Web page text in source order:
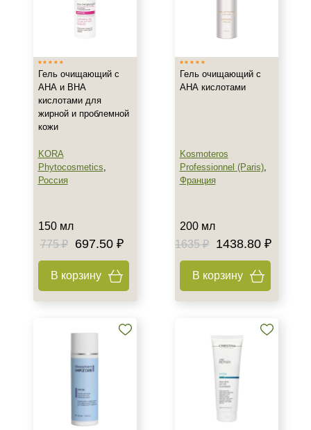
Любой возраст
Любой возраст (от 18 лет)
Восстановление
Матирование
Показать еще
Назначение против
Обновление клеток
Ровный тон
Гель очищающий с
АНА и ВНА
кислотами для
жирной и проблемной
кожи
KORA
Phytocosmetics,
Россия
150 мл
775 ₽
697.50 ₽
В корзину
Гель очищающий с
АНА кислотами
Kosmoteros
Professionnel (Paris),
Франция
200 мл
1635 ₽
1438.80 ₽
В корзину